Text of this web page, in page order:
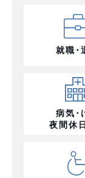
就職･
病気･
夜間休